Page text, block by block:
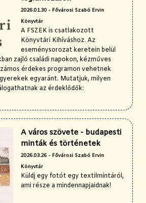
2026.01.30 - Fővárosi Szabó Ervin
Könyvtár
A FSZEK is csatlakozott
Könyvtári Kihíváshoz. Az
eseménysorozat keretein belül
zajló családi napokon, kézműves
érdekes programon vehetnek
egyaránt. Mutatjuk, milyen
az érdeklődők:
A város szövete - budapesti
minták és történetek
2026.03.26 - Fővárosi Szabó Ervin
Könyvtár
Küldj egy fotót egy textilmintáról,
ami része a mindennapjaidnak!